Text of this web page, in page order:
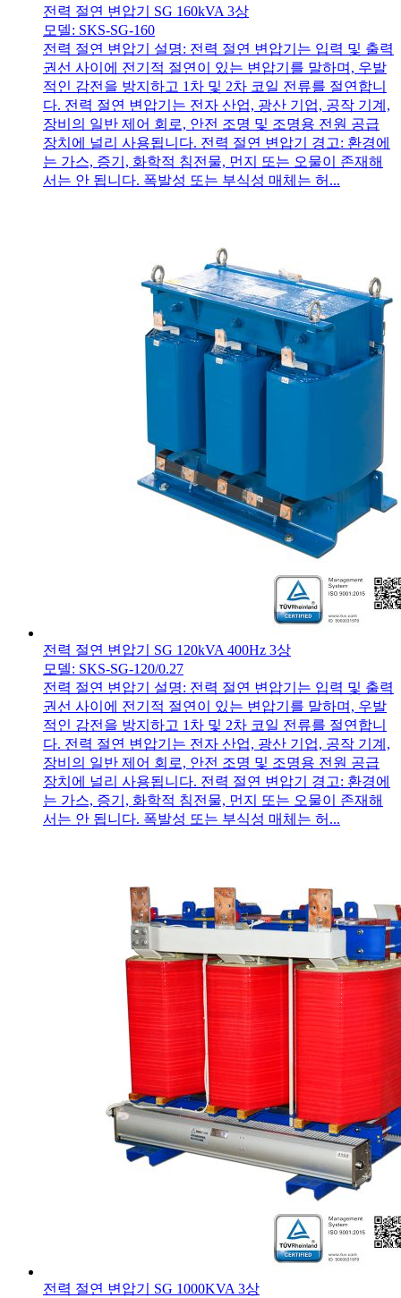
전력 절연 변압기 SG 160kVA 3상
모델: SKS-SG-160
전력 절연 변압기 설명: 전력 절연 변압기는 입력 및 출력
권선 사이에 전기적 절연이 있는 변압기를 말하며, 우발
적인 감전을 방지하고 1차 및 2차 코일 전류를 절연합니
다. 전력 절연 변압기는 전자 산업, 광산 기업, 공작 기계,
장비의 일반 제어 회로, 안전 조명 및 조명용 전원 공급
장치에 널리 사용됩니다. 전력 절연 변압기 경고: 환경에
는 가스, 증기, 화학적 침전물, 먼지 또는 오물이 존재해
서는 안 됩니다. 폭발성 또는 부식성 매체는 허...
전력 절연 변압기 SG 120kVA 400Hz 3상
모델: SKS-SG-120/0.27
전력 절연 변압기 설명: 전력 절연 변압기는 입력 및 출력
권선 사이에 전기적 절연이 있는 변압기를 말하며, 우발
적인 감전을 방지하고 1차 및 2차 코일 전류를 절연합니
다. 전력 절연 변압기는 전자 산업, 광산 기업, 공작 기계,
장비의 일반 제어 회로, 안전 조명 및 조명용 전원 공급
장치에 널리 사용됩니다. 전력 절연 변압기 경고: 환경에
는 가스, 증기, 화학적 침전물, 먼지 또는 오물이 존재해
서는 안 됩니다. 폭발성 또는 부식성 매체는 허...
전력 절연 변압기 SG 1000KVA 3상